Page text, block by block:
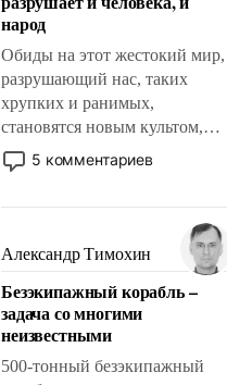
народ
Обиды на этот жестокий мир,
разрушающий нас, таких
хрупких и ранимых,
становятся новым культом,
постепенно вытесняя и
отменяя традиционное
мужественным и твердым под
ударами судьбы, брать на себя
ответственность, помогать
слабым, идти вперед и
адаптироваться.
5 комментариев
Александр Тимохин
Безэкипажный корабль –
задача со многими
неизвестными
500-тонный безэкипажный